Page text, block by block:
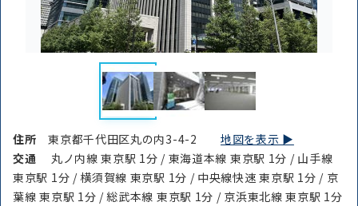
住所東京都千代田区丸の内3-4-2地図を表示 ▶︎
交通
丸ノ内線 東京駅 1分 / 東海道本線 東京駅 1分 / 山手線
東京駅 1分 / 横須賀線 東京駅 1分 / 中央線快速 東京駅 1分 / 京
葉線 東京駅 1分 / 総武本線 東京駅 1分 / 京浜東北線 東京駅 1分